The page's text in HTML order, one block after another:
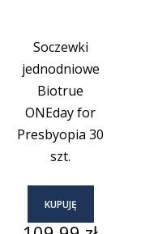
Soczewki
jednodniowe
Biotrue
ONEday for
Presbyopia 30
szt.
KUPUJĘ